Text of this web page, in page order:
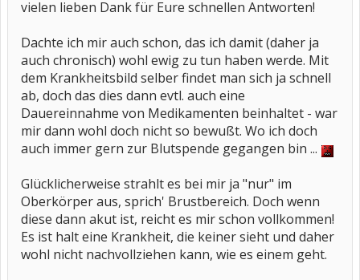
vielen lieben Dank für Eure schnellen Antworten!
Dachte ich mir auch schon, das ich damit (daher ja
auch chronisch) wohl ewig zu tun haben werde. Mit
dem Krankheitsbild selber findet man sich ja schnell
ab, doch das dies dann evtl. auch eine
Dauereinnahme von Medikamenten beinhaltet - war
mir dann wohl doch nicht so bewußt. Wo ich doch
auch immer gern zur Blutspende gegangen bin ...
Glücklicherweise strahlt es bei mir ja "nur" im
Oberkörper aus, sprich' Brustbereich. Doch wenn
diese dann akut ist, reicht es mir schon vollkommen!
Es ist halt eine Krankheit, die keiner sieht und daher
wohl nicht nachvollziehen kann, wie es einem geht.